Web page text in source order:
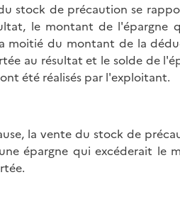
stock de précaution se
le montant de l'épargne
moitié du montant de la
au résultat et le solde de
été réalisés par l'exploitant.
la vente du stock de
épargne qui excéderait le